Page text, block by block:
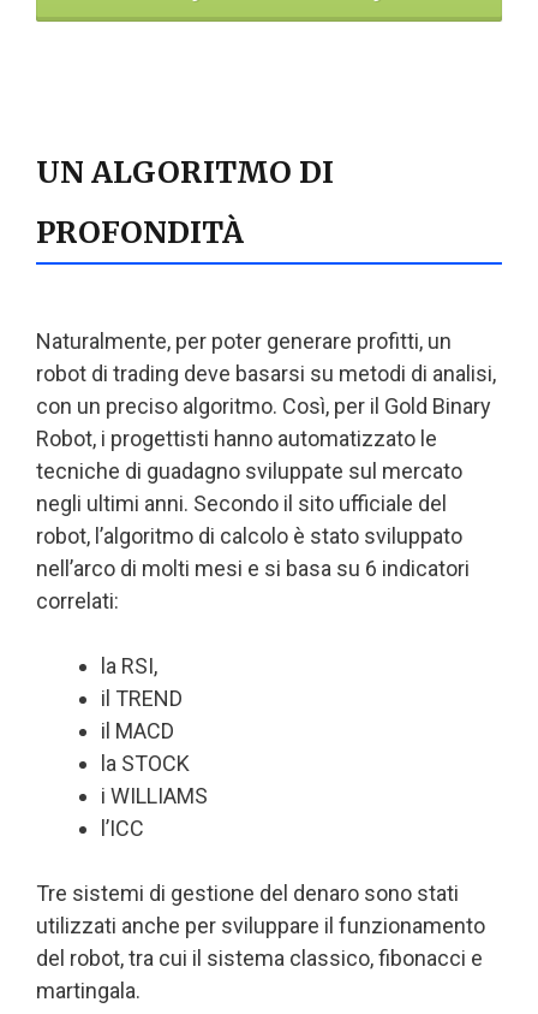
UN ALGORITMO DI
PROFONDITÀ
Naturalmente, per poter generare profitti, un
robot di trading deve basarsi su metodi di analisi,
con un preciso algoritmo. Così, per il Gold Binary
Robot, i progettisti hanno automatizzato le
tecniche di guadagno sviluppate sul mercato
negli ultimi anni. Secondo il sito ufficiale del
robot, l’algoritmo di calcolo è stato sviluppato
nell’arco di molti mesi e si basa su 6 indicatori
correlati:
la RSI,
il TREND
il MACD
la STOCK
i WILLIAMS
l’ICC
Tre sistemi di gestione del denaro sono stati
utilizzati anche per sviluppare il funzionamento
del robot, tra cui il sistema classico, fibonacci e
martingala.